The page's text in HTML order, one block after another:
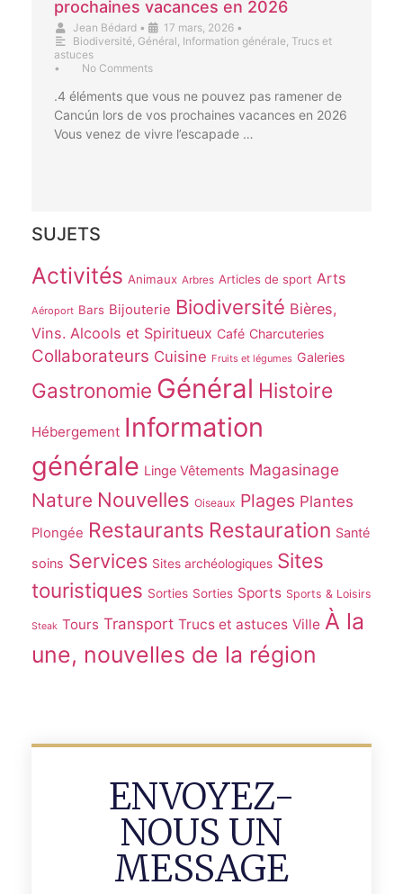
prochaines vacances en 2026
Jean Bédard • 17 mars, 2026 •
Biodiversité, Général, Information générale, Trucs et
astuces
•
No Comments
.4 éléments que vous ne pouvez pas ramener de
Cancún lors de vos prochaines vacances en 2026
Vous venez de vivre l’escapade …
SUJETS
Activités Animaux Arbres Articles de sport Arts
Aéroport Bars Bijouterie Biodiversité Bières,
Vins. Alcools et Spiritueux Café Charcuteries
Collaborateurs Cuisine Fruits et légumes Galeries
Gastronomie Général Histoire
Hébergement Information
générale Linge Vêtements Magasinage
Nature Nouvelles Oiseaux Plages Plantes
Plongée Restaurants Restauration Santé
soins Services Sites archéologiques Sites
touristiques Sorties Sorties Sports Sports & Loisirs
Steak Tours Transport Trucs et astuces Ville À la
une, nouvelles de la région
ENVOYEZ-
NOUS UN
MESSAGE